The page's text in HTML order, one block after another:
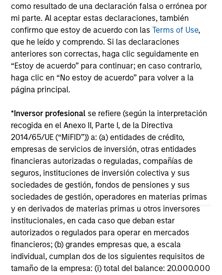
como resultado de una declaración falsa o errónea por
mi parte. Al aceptar estas declaraciones, también
confirmo que estoy de acuerdo con lasTerms of Use,
que he leído y comprendo. Si las declaraciones
anteriores son correctas, haga clic seguidamente en
“Estoy de acuerdo” para continuar; en caso contrario,
haga clic en “No estoy de acuerdo” para volver a la
página principal.
*Inversor profesional se refiere (según la interpretación
recogida en el Anexo II, Parte I, de la Directiva
2014/65/UE (“MiFID”)) a: (a) entidades de crédito,
empresas de servicios de inversión, otras entidades
financieras autorizadas o reguladas, compañías de
seguros, instituciones de inversión colectiva y sus
sociedades de gestión, fondos de pensiones y sus
sociedades de gestión, operadores en materias primas
y en derivados de materias primas u otros inversores
institucionales, en cada caso que deban estar
autorizados o regulados para operar en mercados
financieros; (b) grandes empresas que, a escala
individual, cumplan dos de los siguientes requisitos de
tamaño de la empresa: (i) total del balance: 20.000.000
ARTÍCULO
Broad Markets Fixed Income Multi-
Sector Playbook: A World of
Increasing Dispersion
What should fixed income investors be
Markets Fixed Income team explores the key
issues.
30-JUL-2026
May not represent all Team Members.